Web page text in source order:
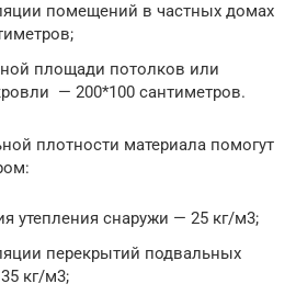
помещений в частных домах
площади потолков или
— 200*100 сантиметров.
плотности материала помогут
утепления снаружи — 25 кг/м3;
перекрытий подвальных
кг/м3;